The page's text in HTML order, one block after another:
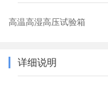
高温高湿高压试验箱
详细说明